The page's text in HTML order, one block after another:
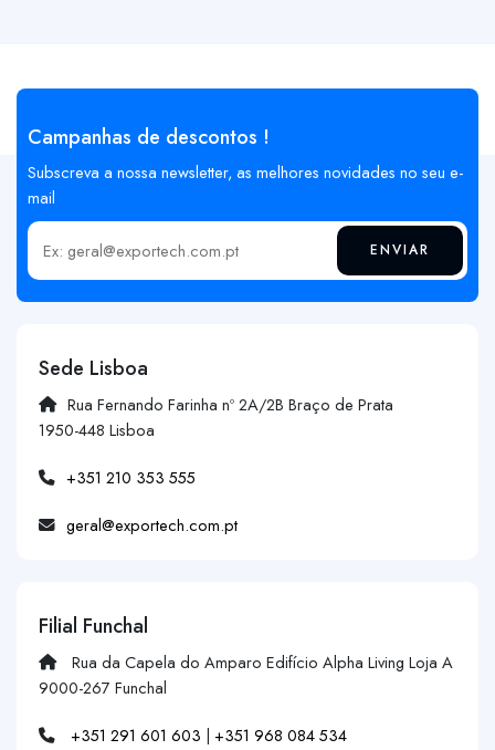
Campanhas de descontos !
Subscreva a nossa newsletter, as melhores novidades no seu e-
mail
Insira o seu email ENVIAR
Sede Lisboa
Rua Fernando Farinha nº 2A/2B Braço de Prata
1950-448 Lisboa
+351 210 353 555
geral@exportech.com.pt
Filial Funchal
Rua da Capela do Amparo Edifício Alpha Living Loja A
9000-267 Funchal
+351 291 601 603 | +351 968 084 534